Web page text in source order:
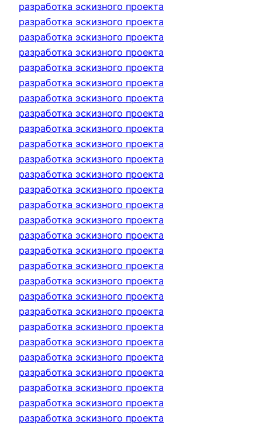
разработка эскизного проекта
разработка эскизного проекта
разработка эскизного проекта
разработка эскизного проекта
разработка эскизного проекта
разработка эскизного проекта
разработка эскизного проекта
разработка эскизного проекта
разработка эскизного проекта
разработка эскизного проекта
разработка эскизного проекта
разработка эскизного проекта
разработка эскизного проекта
разработка эскизного проекта
разработка эскизного проекта
разработка эскизного проекта
разработка эскизного проекта
разработка эскизного проекта
разработка эскизного проекта
разработка эскизного проекта
разработка эскизного проекта
разработка эскизного проекта
разработка эскизного проекта
разработка эскизного проекта
разработка эскизного проекта
разработка эскизного проекта
разработка эскизного проекта
разработка эскизного проекта